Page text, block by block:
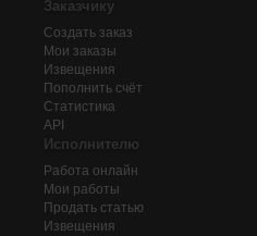
Заказчику
Создать заказ
Мои заказы
Извещения
Пополнить счёт
Статистика
API
Исполнителю
Работа онлайн
Мои работы
Продать статью
Извещения